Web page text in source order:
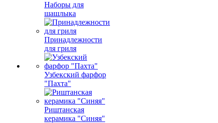
Наборы для
шашлыка
Принадлежности
для гриля
Узбекский фарфор
"Пахта"
Риштанская
керамика "Синяя"